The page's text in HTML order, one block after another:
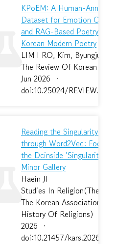
KPoEM: A Human-
Dataset for Emotion
and RAG-Based Poetry
Korean Modern Poetry
LIM I RO, Kim, Byungjun,
The Review Of Korean
Jun 2026 ·
doi:10.25024/
Reading the Singularity Myth
through Word2Vec:
the Dcinside ‘Singularity is
Minor Gallery
Haein JI
Studies In Religion(The
The Korean Association For
History Of Religions)
2026 ·
doi:10.21457/